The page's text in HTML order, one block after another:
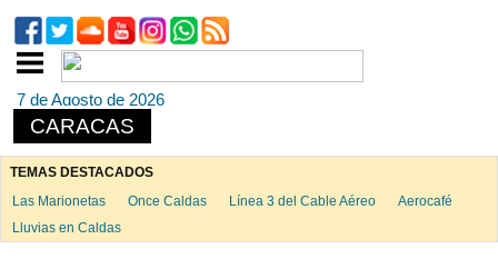
7 de Agosto de 2026
CARACAS
TEMAS DESTACADOS
Las Marionetas
Once Caldas Línea 3 del Cable Aéreo
Aerocafé
Lluvias en Caldas